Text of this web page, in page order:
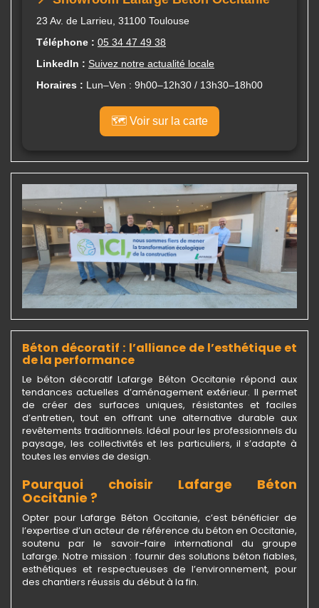
23 Av. de Larrieu, 31100 Toulouse
Téléphone : 05 34 47 49 38
LinkedIn : Suivez notre actualité locale
Horaires : Lun–Ven : 9h00–12h30 / 13h30–18h00
🗺️ Voir sur la carte
Béton décoratif : l’alliance de l’esthétique et
de la performance
Le béton décoratif Lafarge Béton Occitanie répond aux
tendances actuelles d’aménagement extérieur. Il permet
de créer des surfaces uniques, résistantes et faciles
d’entretien, tout en offrant une alternative durable aux
revêtements traditionnels. Idéal pour les professionnels du
paysage, les collectivités et les particuliers, il s’adapte à
toutes les envies de design.
Pourquoi choisir Lafarge Béton
Occitanie ?
Opter pour Lafarge Béton Occitanie, c’est bénéficier de
l’expertise d’un acteur de référence du béton en Occitanie,
soutenu par le savoir-faire international du groupe
Lafarge. Notre mission : fournir des solutions béton fiables,
esthétiques et respectueuses de l’environnement, pour
des chantiers réussis du début à la fin.